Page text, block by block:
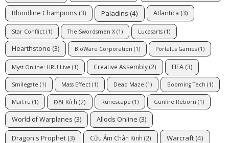
Bloodline Champions (3) Paladins (4) Atlantica (3)
Star Conflict (1) The Swordsmen X (1) Lucasarts (1)
Hearthstone (3) BioWare Corporation (1) Portalus Games (1)
Myst Online: URU Live (1) Creative Assembly(2) FIFA (3)
Smilegate (1) Mass Effect (1) Dead Maze (1) Booming Tech (1)
Mail.ru (1) Đột Kích (2) Runescape (1) Gunfire Reborn (1)
World of Warplanes (3) Allods Online (3)
Dragon's Prophet (3) Cửu Âm Chân Kinh (2) Warcraft (4)